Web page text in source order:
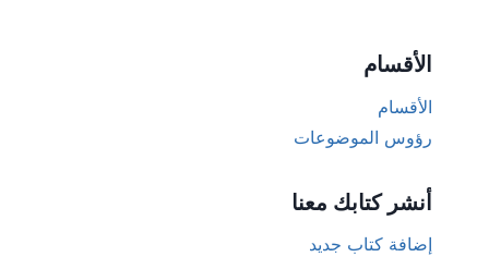
الأقسام
الأقسام
رؤوس الموضوعات
أنشر كتابك معنا
إضافة كتاب جديد